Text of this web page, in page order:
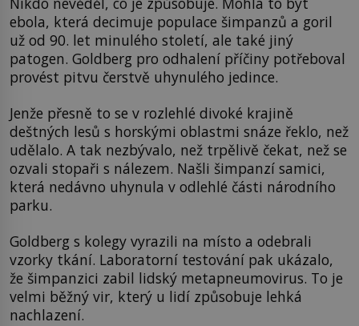
ebola, která decimuje populace šimpanzů a goril
už od 90. let minulého století, ale také jiný
patogen. Goldberg pro odhalení příčiny potřeboval
provést pitvu čerstvě uhynulého jedince.
Jenže přesně to se v rozlehlé divoké krajině
deštných lesů s horskými oblastmi snáze řeklo, než
udělalo. A tak nezbývalo, než trpělivě čekat, než se
ozvali stopaři s nálezem. Našli šimpanzí samici,
která nedávno uhynula v odlehlé části národního
parku.
Goldberg s kolegy vyrazili na místo a odebrali
vzorky tkání. Laboratorní testování pak ukázalo,
že šimpanzici zabil lidský metapneumovirus. To je
velmi běžný vir, který u lidí způsobuje lehká
nachlazení.